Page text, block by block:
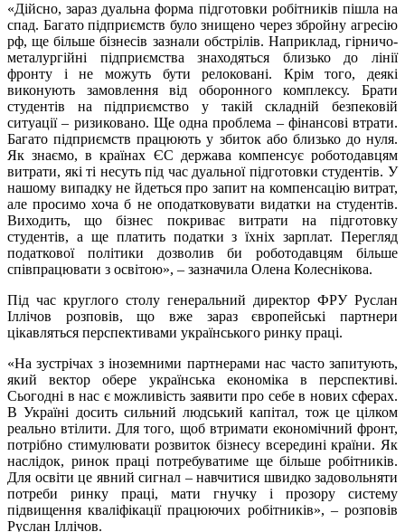
«Дійсно, зараз дуальна форма підготовки робітників пішла на
спад. Багато підприємств було знищено через збройну агресію
рф, ще більше бізнесів зазнали обстрілів. Наприклад, гірничо-
металургійні підприємства знаходяться близько до лінії
фронту і не можуть бути релоковані. Крім того, деякі
виконують замовлення від оборонного комплексу. Брати
студентів на підприємство у такій складній безпековій
ситуації – ризиковано. Ще одна проблема – фінансові втрати.
Багато підприємств працюють у збиток або близько до нуля.
Як знаємо, в країнах ЄС держава компенсує роботодавцям
витрати, які ті несуть під час дуальної підготовки студентів. У
нашому випадку не йдеться про запит на компенсацію витрат,
але просимо хоча б не оподатковувати видатки на студентів.
Виходить, що бізнес покриває витрати на підготовку
студентів, а ще платить податки з їхніх зарплат. Перегляд
податкової політики дозволив би роботодавцям більше
співпрацювати з освітою», – зазначила Олена Колеснікова.
Під час круглого столу генеральний директор ФРУ Руслан
Іллічов розповів, що вже зараз європейські партнери
цікавляться перспективами українського ринку праці.
«На зустрічах з іноземними партнерами нас часто запитують,
який вектор обере українська економіка в перспективі.
Сьогодні в нас є можливість заявити про себе в нових сферах.
В Україні досить сильний людський капітал, тож це цілком
реально втілити. Для того, щоб втримати економічний фронт,
потрібно стимулювати розвиток бізнесу всередині країни. Як
наслідок, ринок праці потребуватиме ще більше робітників.
Для освіти це явний сигнал – навчитися швидко задовольняти
потреби ринку праці, мати гнучку і прозору систему
підвищення кваліфікації працюючих робітників», – розповів
Руслан Іллічов.